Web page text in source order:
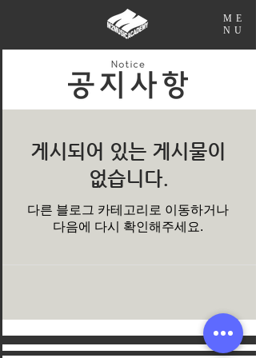
ME
NU
게시되어 있는 게시물이
없습니다.
다른 블로그 카테고리로 이동하거나
다음에 다시 확인해주세요.